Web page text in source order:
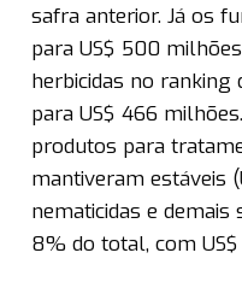
safra anterior. Já os
para US$ 500
herbicidas no ranking
para US$ 466
produtos para
mantiveram estáveis
nematicidas e
8% do total, com